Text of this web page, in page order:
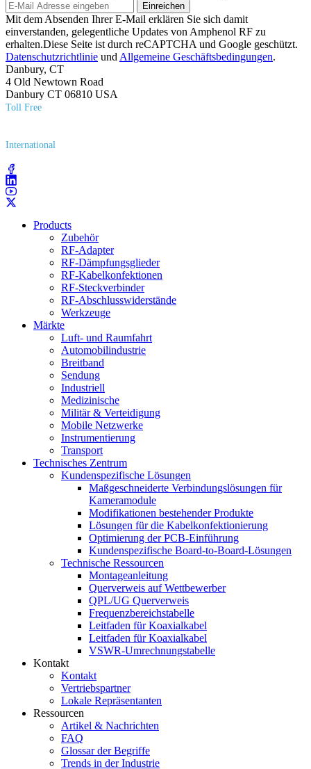
Einreichen
Mit dem Absenden Ihrer E-Mail erklären Sie sich damit
einverstanden, gelegentliche Updates von Amphenol RF zu
erhalten.Diese Seite ist durch reCAPTCHA und Google geschützt.
Datenschutzrichtlinie und Allgemeine Geschäftsbedingungen.
Danbury, CT
4 Old Newtown Road
Danbury CT 06810 USA
Toll Free
International
Products
Zubehör
RF-Adapter
RF-Dämpfungsglieder
RF-Kabelkonfektionen
RF-Steckverbinder
RF-Abschlusswiderstände
Werkzeuge
Märkte
Luft- und Raumfahrt
Automobilindustrie
Breitband
Sendung
Industriell
Medizinische
Militär & Verteidigung
Mobile Netzwerke
Instrumentierung
Transport
Technisches Zentrum
Kundenspezifische Lösungen
Maßgeschneiderte Verbindungslösungen für
Kameramodule
Modifikationen bestehender Produkte
Lösungen für die Kabelkonfektionierung
Optimierung der PCB-Einführung
Kundenspezifische Board-to-Board-Lösungen
Technische Ressourcen
Montageanleitung
Querverweis auf Wettbewerber
QPL/UG Querverweis
Frequenzbereichstabelle
Leitfaden für Koaxialkabel
Leitfaden für Koaxialkabel
VSWR-Umrechnungstabelle
Kontakt
Kontakt
Vertriebspartner
Lokale Repräsentanten
Ressourcen
Artikel & Nachrichten
FAQ
Glossar der Begriffe
Trends in der Industrie